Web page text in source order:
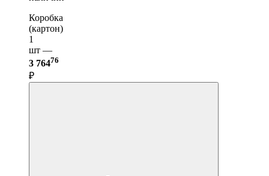
Коробка
(картон)
1
шт —
3 76476
₽